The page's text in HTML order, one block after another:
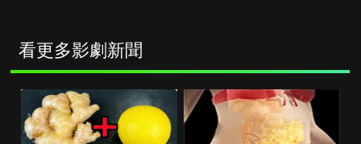
看更多影劇新聞